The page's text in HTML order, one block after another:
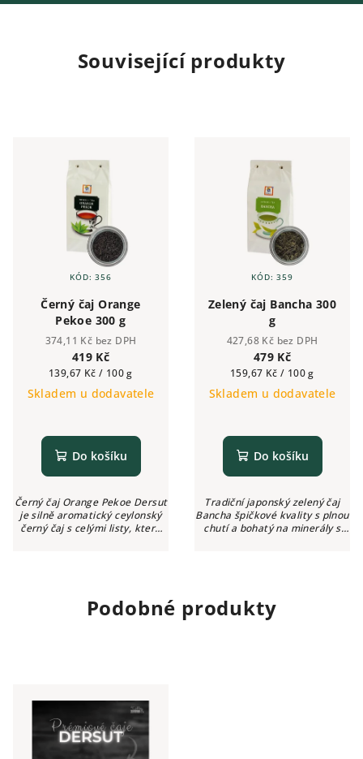
Související produkty
Černý čaj Orange
Pekoe 300 g
374,11 Kč bez DPH
419 Kč
Měrná
cena:
139,67 Kč / 100 g
Skladem u dodavatele
Do košíku
Černý čaj Orange Pekoe Dersut
je silně aromatický ceylonský
černý čaj s celými listy, které
KÓD:356
Zelený čaj Bancha 300
g
427,68 Kč bez DPH
479 Kč
Měrná
cena:
159,67 Kč / 100 g
Skladem u dodavatele
Do košíku
Tradiční japonský zelený čaj
Bancha špičkové kvality s plnou
chutí a bohatý na minerály s
KÓD:359
Podobné produkty